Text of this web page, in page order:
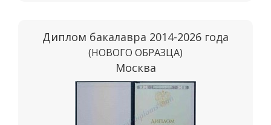
Диплом бакалавра 2014-2026 года
(НОВОГО ОБРАЗЦА)
Москва